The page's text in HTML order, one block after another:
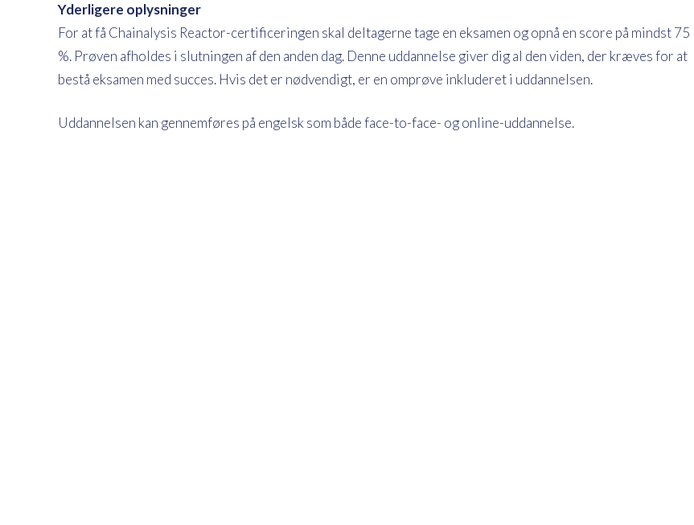
Yderligere oplysninger
For at få Chainalysis Reactor-certificeringen skal deltagerne tage en eksamen og opnå en score på mindst 75
%. Prøven afholdes i slutningen af den anden dag. Denne uddannelse giver dig al den viden, der kræves for at
bestå eksamen med succes. Hvis det er nødvendigt, er en omprøve inkluderet i uddannelsen.
Uddannelsen kan gennemføres på engelsk som både face-to-face- og online-uddannelse.